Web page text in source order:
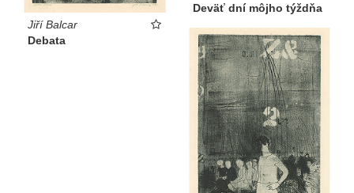
Deväť dní môjho týždňa
Jiří Balcar
Debata